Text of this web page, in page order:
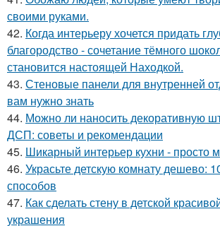
своими руками.
42. Когда интерьеру хочется придать
благородство - сочетание тёмного
становится настоящей Находкой.
43. Стеновые панели для внутренней
вам нужно знать
44. Можно ли наносить декоративную
ДСП: советы и рекомендации
45. Шикарный интерьер кухни - просто
46. Украсьте детскую комнату дешево:
способов
47. Как сделать стену в детской
украшения